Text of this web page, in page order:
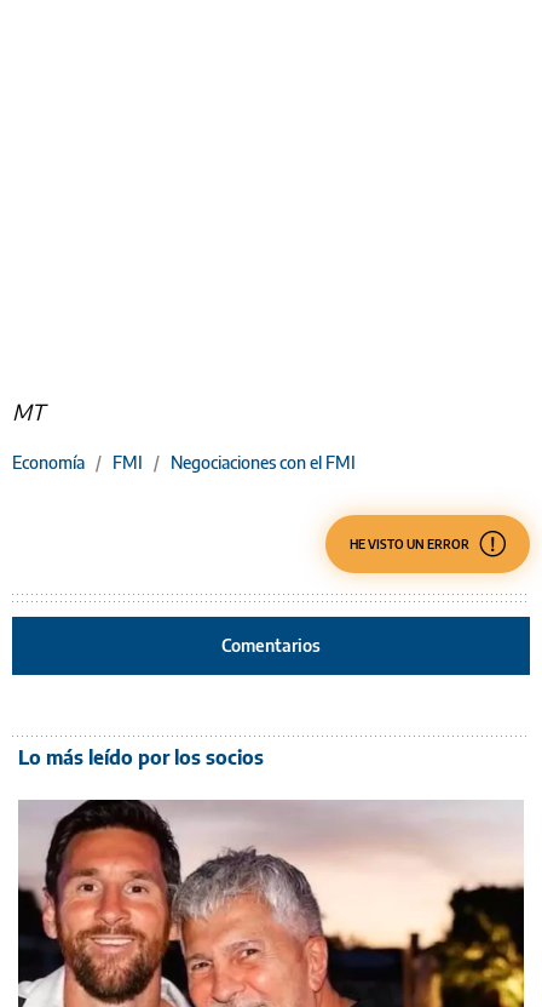
MT
Economía / FMI / Negociaciones con el FMI
HE VISTO UN ERROR
Comentarios
Lo más leído por los socios